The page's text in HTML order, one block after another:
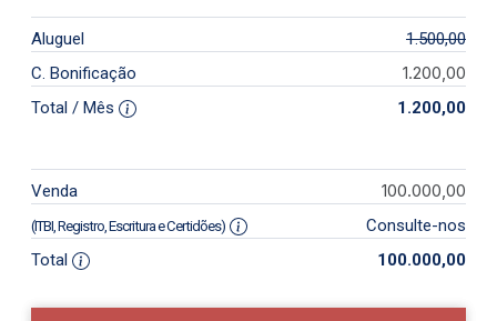
Aluguel
1.500,00
C. Bonificação
1.200,00
Total / Mês 1.200,00
Venda 100.000,00
(ITBI, Registro, Escritura e Certidões)
Consulte-nos
Total
100.000,00